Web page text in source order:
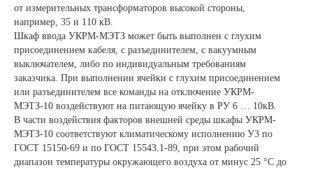
от измерительных трансформаторов высокой стороны,
например, 35 и 110 кВ.
Шкаф ввода УКРМ-МЭТЗ может быть выполнен с глухим
присоединением кабеля, с разъединителем, с вакуумным
выключателем, либо по индивидуальным требованиям
заказчика. При выполнении ячейки с глухим присоединением
или разъединителем все команды на отключение УКРМ-
МЭТЗ-10 воздействуют на питающую ячейку в РУ 6 … 10кВ.
В части воздействия факторов внешней среды шкафы УКРМ-
МЭТЗ-10 соответствуют климатическому исполнению У3 по
ГОСТ 15150-69 и по ГОСТ 15543.1-89, при этом рабочий
диапазон температуры окружающего воздуха от минус 25 °С до